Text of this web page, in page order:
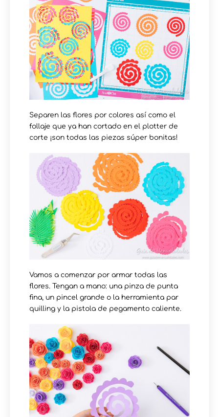
Separen las flores por colores así como el
follaje que ya han cortado en el plotter de
corte ¡son todas las piezas súper bonitas!
Vamos a comenzar por armar todas las
flores. Tengan a mano: una pinza de punta
fina, un pincel grande o la herramienta par
quilling y la pistola de pegamento caliente.